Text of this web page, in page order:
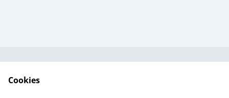
Cookies